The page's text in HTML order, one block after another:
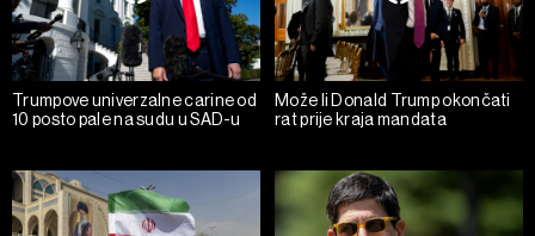
Trumpove univerzalne carine od
10 posto pale na sudu u SAD-u
Može li Donald Trump okončati
rat prije kraja mandata